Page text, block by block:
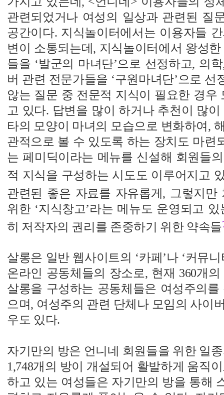
관련되었거나 여성의 일상과 관련된 질
공간이다. 지식놀이터에서는 이용자들
변이 소통되는데, 지식놀이터에서 왕성
들을 ‘발군의 마녀단’으로 선정하고, 의
버 관련 전문가들을 ‘구원마녀단’으로
않는 질문 중 전문적 지식이 필요한 경우
고 있다. 답변을 많이 하거나 추천이 많
타의 모양이 마녀의 모습으로 변화하여,
관적으로 볼 수 있도록 하는 장치도 마련
는 페미딕이라는 메뉴를 신설해 회원들
적 지식을 구성하는 시도도 이루어지고
관련된 좋은 자료를 자유롭게, 그렇지만
위한 ‘지식창고’라는 메뉴도 운영되고
히 저작자의 권리를 존중하기 위한 약속들
살롱은 일반 웹사이트의 ‘카페’나 ‘커뮤
온라인 공동체들의 장소로, 현재 360개
살롱을 구성하는 공동체들은 여성주의
으며, 여성주의 관련 단체나 모임의 사이
우도 있다.
자기만의 방은 언니네 회원들을 위한 일
1,748개의 방이 개설되어 활발하게 움직
하고 있는 여성들은 자기만의 방을 통해